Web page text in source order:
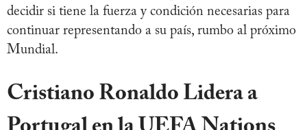
decidir si tiene la fuerza y condición necesarias para
continuar representando a su país, rumbo al próximo
Mundial.
Cristiano Ronaldo Lidera a